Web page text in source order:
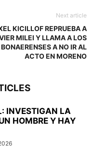
Next article
KICILLOF REPRUEBA A
MILEI Y LLAMA A LOS
BONAERENSES A NO IR AL
ACTO EN MORENO
INVESTIGAN LA
HOMBRE Y HAY